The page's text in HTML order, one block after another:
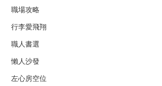
職場攻略
行李愛飛翔
職人書選
懶人沙發
左心房空位